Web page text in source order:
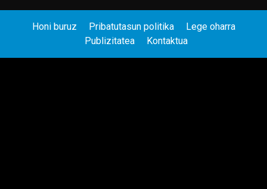
Honi buruz Pribatutasun politika
Lege oharra
Publizitatea
Kontaktua